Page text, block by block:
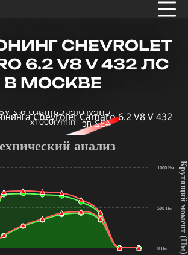
CHEVROLET
6.2 V8 V 432 ЛС
В МОСКВЕ
x1000r/min
анализ
0 Нм
500 Нм
1000 Нм